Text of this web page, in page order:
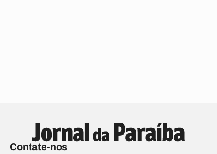
Contate-nos